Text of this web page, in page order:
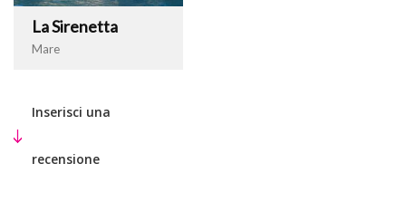
La Sirenetta
Mare
Inserisci una
recensione